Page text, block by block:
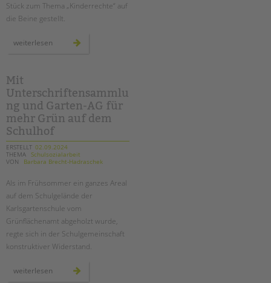
Stück zum Thema „Kinderrechte“ auf
die Beine gestellt.
weiterlesen
theaterprojekt
sonnenblumen-
grundschule
Mit
Unterschriftensammlu
ng und Garten-AG für
mehr Grün auf dem
Schulhof
ERSTELLT 02.09.2024
THEMA Schulsozialarbeit
VON
Barbara Brecht-Hadraschek
Als im Frühsommer ein ganzes Areal
auf dem Schulgelände der
Karlsgartenschule vom
Grünflächenamt abgeholzt wurde,
regte sich in der Schulgemeinschaft
konstruktiver Widerstand.
weiterlesen
unterschriftensammlung